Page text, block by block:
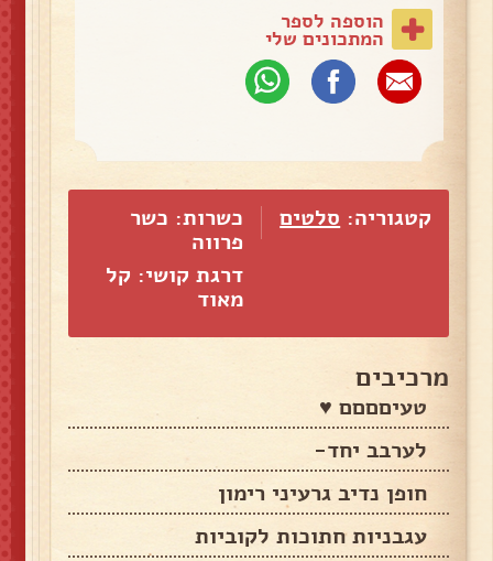
הוספה לספר
המתכונים שלי
קטגוריה: סלטים
כשרות: כשר
פרווה
דרגת קושי: קל
מאוד
מרכיבים
טעיםםםם ♥️
לערבב יחד-
חופן נדיב גרעיני רימון
עגבניות חתוכות לקוביות